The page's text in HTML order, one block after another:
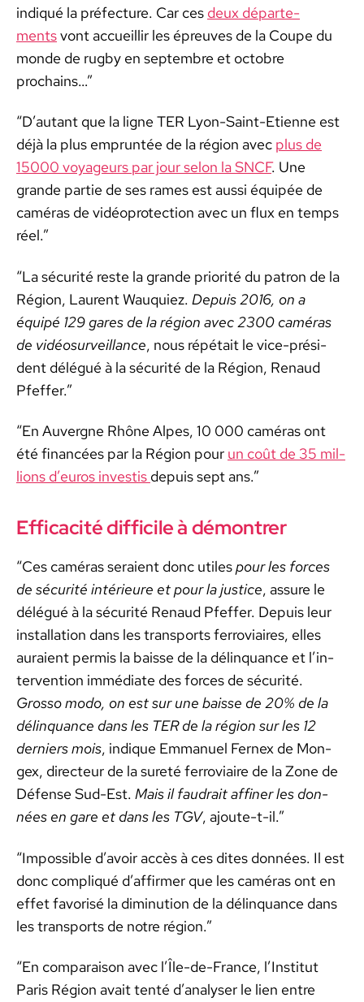
indiqué la pré­fec­ture. Car ces deux départe­
mentsvont accueil­lir les épreuves de la Coupe du
monde de rug­by en sep­tem­bre et octo­bre
prochains…”
“D’au­tant que la ligne TER Lyon-Saint-Eti­enne est
déjà la plus emprun­tée de la région avec plus de
15000 voyageurs par jour selon la SNCF. Une
grande par­tie de ses rames est aus­si équipée de
caméras de vidéo­pro­tec­tion avec un flux en temps
réel.”
“La sécu­rité reste la grande pri­or­ité du patron de la
Région, Lau­rent Wauquiez. Depuis 2016, on a
équipé 129 gares de la région avec 2300 caméras
de vidéo­sur­veil­lance, nous répé­tait le vice-prési­
dent délégué à la sécu­rité de la Région, Renaud
Pfef­fer.”
“En Auvergne Rhône Alpes, 10 000 caméras ont
été financées par la Région pour un coût de 35 mil­
lions d’eu­ros investis depuis sept ans.”
Efficacité difficile à démontrer
“Ces caméras seraient donc utilespour les forces
de sécu­rité intérieure et pour la jus­tice, assure le
délégué à la sécu­rité Renaud Pfef­fer. Depuis leur
instal­la­tion dans les trans­ports fer­rovi­aires, elles
auraient per­mis la baisse de la délin­quance et l’in­
ter­ven­tion immé­di­ate des forces de sécu­rité.
Grosso modo, on est sur une baisse de 20% de la
délin­quance dans les TER de la région sur les 12
derniers mois, indique Emmanuel Fer­nex de Mon­
gex, directeur de la sureté fer­rovi­aire de la Zone de
Défense Sud-Est. Mais il faudrait affin­er les don­
nées en gare et dans les TGV, ajoute-t-il.”
“Impos­si­ble d’avoir accès à ces dites don­nées. Il est
donc com­pliqué d’af­firmer que les caméras ont en
effet favorisé la diminu­tion de la délin­quance dans
les trans­ports de notre région.”
“En com­para­i­son avec l’Île-de-France, l’In­sti­tut
Paris Région avait ten­té d’analyser le lien entre